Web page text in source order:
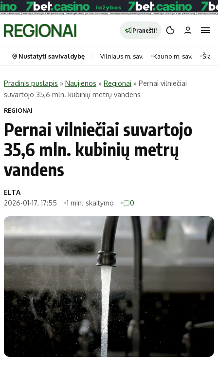
Pranešti!
Portalas
Pradinis puslapis
Savivaldybės
Naujausi
Regionai
Lietuva
Pasaulis
Politika
Dirbtinis intelektas
Gineso rekordai
Kategorijos
Gyvenimas
Horoskopai
Laisvalaikis
Technologijos
Indėlių palūkanos
Dienos naujienos
Ekonomikos naujienos
Didžiosios savivaldybės
Vilniaus miesto
Kauno miesto
Klaipėdos miesto
Panevėžio miesto
Kitos savivaldybės
Druskininkų
Utenos rajono
Jonavos rajono
Vilkaviškio rajono
Nustatyti savivaldybę Vilniaus m. sav. Kauno m. sav.
Pradinis puslapis » Naujienos » Regionai » Pernai vilniečiai
suvartojo 35,6 mln. kubinių metrų vandens
REGIONAI
Pernai vilniečiai suvartojo
35,6 mln. kubinių metrų
vandens
ELTA
2026-01-17, 17:55
1 min. skaitymo 0